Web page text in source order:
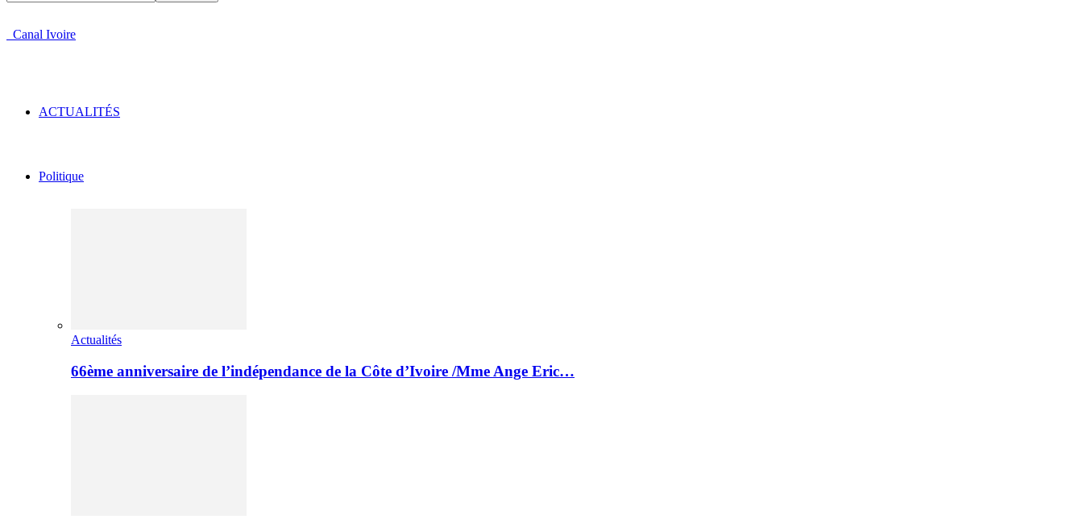
Canal Ivoire
ACTUALITÉS
Politique
Actualités
66ème anniversaire de l’indépendance de la Côte d’Ivoire /Mme Ange Eric…